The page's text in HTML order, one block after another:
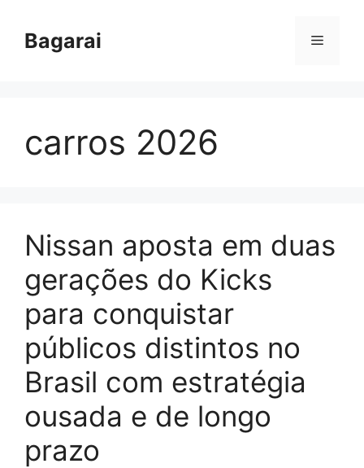
paraBagarai Menu
carros 2026
Nissan aposta em duas
gerações do Kicks
para conquistar
públicos distintos no
Brasil com estratégia
ousada e de longo
prazo